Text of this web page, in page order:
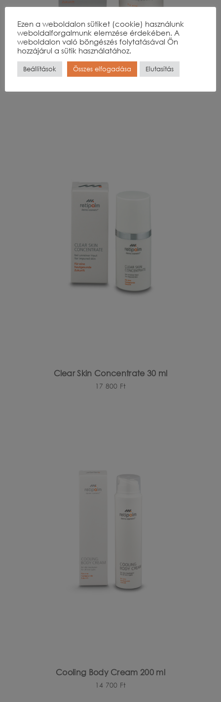
Cell Power 30 ml
Clear Skin Concentrate 30 ml
17 800 Ft
Cooling Body Cream 200 ml
14 700 Ft
Ezen a weboldalon sütiket (cookie) használunk
weboldalforgalmunk elemzése érdekében. A
weboldalon való böngészés folytatásával Ön
hozzájárul a sütik használatához.
Beállítások Összes elfogadása Elutasítás